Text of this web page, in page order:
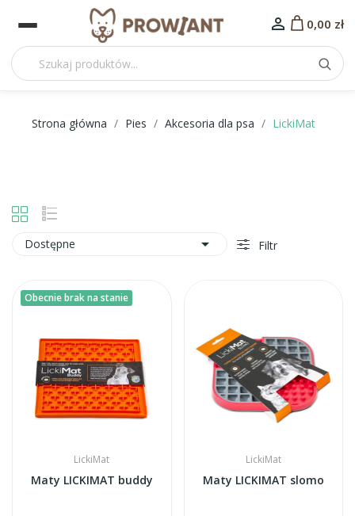
 0,00 zł
Strona główna Pies Akcesoria dla psa LickiMat
Dostępne  Filtr
Obecnie brak na stanie
LickiMat
Maty LICKIMAT buddy
LickiMat
Maty LICKIMAT slomo